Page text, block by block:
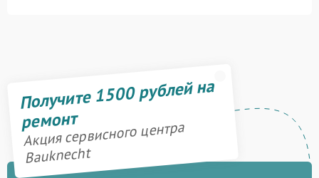
Получите 1500 рублей на
ремонт
Акция сервисного центра
Bauknecht